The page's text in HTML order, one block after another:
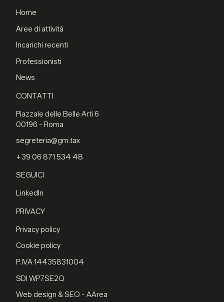
Home
Aree di attività
Incarichi recenti
Professionisti
News
CONTATTI
Piazzale delle Belle Arti 6
00196 - Roma
segreteria@gm.tax
+39 06 871 534 48
SEGUICI
LinkedIn
PRIVACY
Privacy policy
Cookie policy
P.IVA 14435831004
SDI WP7SE2Q
Web design & SEO - AArea